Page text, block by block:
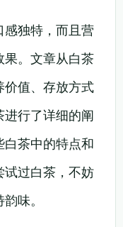
感独特，而且营
果。文章从白茶
价值、存放方式
行了详细的阐
茶中的特点和
试过白茶，不妨
味。